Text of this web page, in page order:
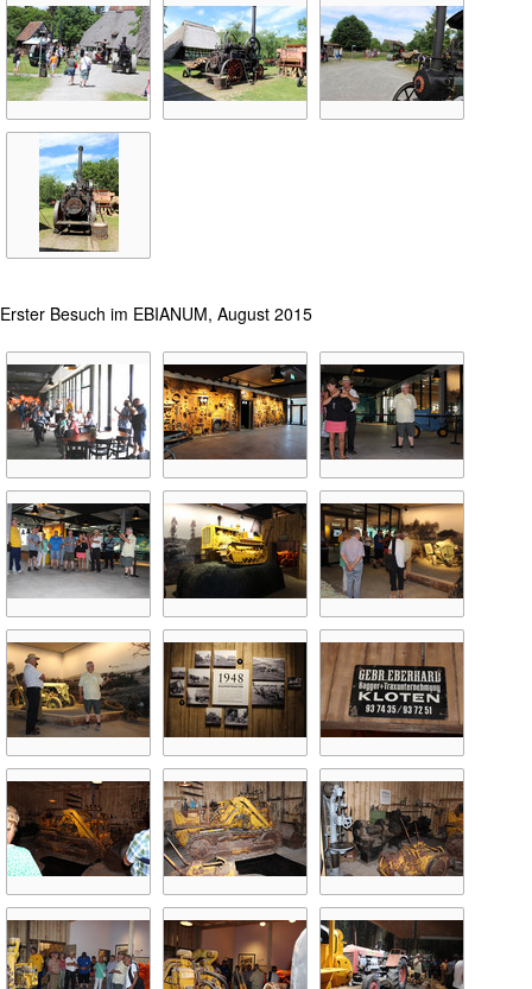
Erster Besuch im EBIANUM, August 2015